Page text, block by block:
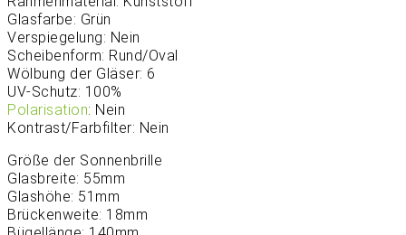
Glasfarbe: Grün
Verspiegelung: Nein
Scheibenform: Rund/Oval
Wölbung der Gläser: 6
UV-Schutz: 100%
Polarisation: Nein
Kontrast/Farbfilter: Nein
Größe der Sonnenbrille
Glasbreite: 55mm
Glashöhe: 51mm
Brückenweite: 18mm